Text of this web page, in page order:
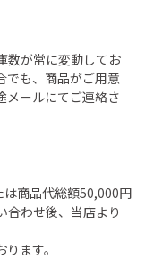
数が常に変動してお
でも、商品がご用意
メールにてご連絡さ
商品代総額50,000円
合わせ後、当店より
ます。